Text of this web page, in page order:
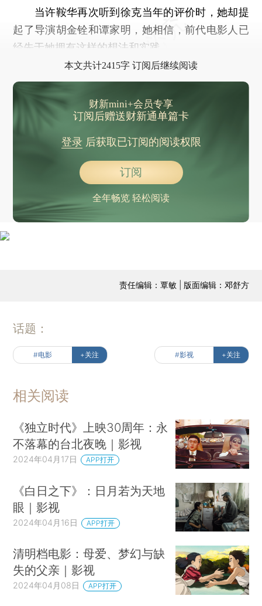
当许鞍华再次听到徐克当年的评价时，她却提
起了导演胡金铨和谭家明，她相信，前代电影人已
经先于她拥有这样的想法和实践。
本文共计2415字 订阅后继续阅读
财新mini+会员专享
订阅后赠送财新通单篇卡
登录后获取已订阅的阅读权限
订阅
全年畅览 轻松阅读
责任编辑：覃敏 | 版面编辑：邓舒方
话题：
#电影 +关注 #影视 +关注
相关阅读
《独立时代》上映30周年：永
不落幕的台北夜晚｜影视
2024年04月17日 APP打开
《白日之下》：日月若为天地
眼｜影视
2024年04月16日 APP打开
清明档电影：母爱、梦幻与缺
失的父亲｜影视
2024年04月08日 APP打开